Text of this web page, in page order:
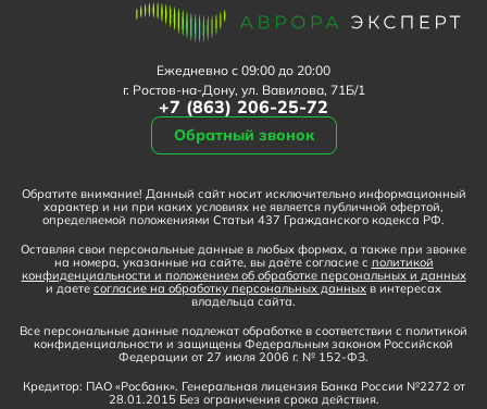
Ежедневно с 09:00 до 20:00
г. Ростов-на-Дону, ул. Вавилова, 71Б/1
+7 (863) 206-25-72
Обратный звонок
Обратите внимание! Данный сайт носит исключительно информационный
характер и ни при каких условиях не является публичной офертой,
определяемой положениями Статьи 437 Гражданского кодекса РФ.
Оставляя свои персональные данные в любых формах, а также при звонке
на номера, указанные на сайте, вы даёте согласие с политикой
конфиденциальности и положением об обработке персональных и данных
и даете согласие на обработку персональных данных в интересах
владельца сайта.
Все персональные данные подлежат обработке в соответствии с политикой
конфиденциальности и защищены Федеральным законом Российской
Федерации от 27 июля 2006 г. № 152-ФЗ.
Кредитор: ПАО «Росбанк». Генеральная лицензия Банка России №2272 от
28.01.2015 Без ограничения срока действия.